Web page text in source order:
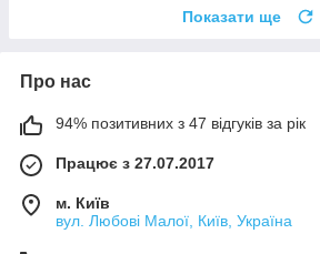
Показати ще
Про нас
94% позитивних з 47 відгуків за рік
Працює з 27.07.2017
м. Київ
вул. Любові Малої, Київ, Україна